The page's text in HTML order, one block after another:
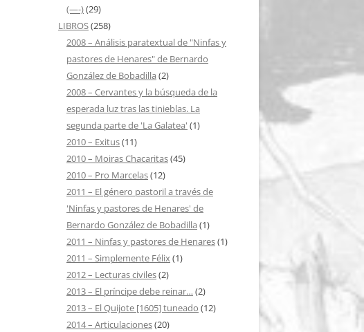
(—-)(29)
LIBROS(258)
2008 – Análisis paratextual de "Ninfas y
pastores de Henares" de Bernardo
González de Bobadilla (2)
2008 – Cervantes y la búsqueda de la
esperada luz tras las tinieblas. La
segunda parte de 'La Galatea' (1)
2010 – Exitus(11)
2010 – Moiras Chacaritas(45)
2010 – Pro Marcelas(12)
2011 – El género pastoril a través de
'Ninfas y pastores de Henares' de
Bernardo González de Bobadilla (1)
2011 – Ninfas y pastores de Henares(1)
2011 – Simplemente Félix(1)
2012 – Lecturas civiles(2)
2013 – El príncipe debe reinar… (2)
2013 – El Quijote [1605] tuneado (12)
2014 – Articulaciones(20)